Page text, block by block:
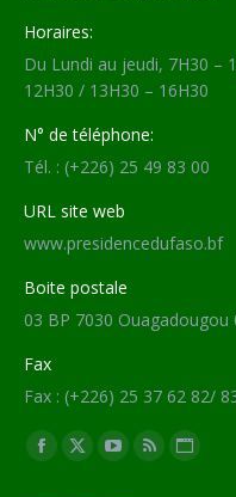
Horaires:
Du Lundi au jeudi, 7H30 –
12H30 / 13H30 – 16H30
N° de téléphone:
Tél. : (+226) 25 49 83 00
URL site web
www.presidencedufaso.bf
Boite postale
03 BP 7030 Ouagadougou
Fax
Fax : (+226) 25 37 62 82/
Trouvez nous sur :
Facebook
X
YouTube
RSS Site